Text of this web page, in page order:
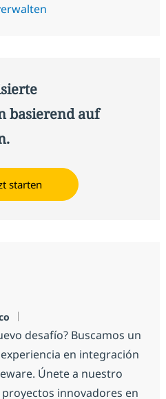
basierend auf
starten
desafío? Buscamos un
en integración
Únete a nuestro
innovadores en